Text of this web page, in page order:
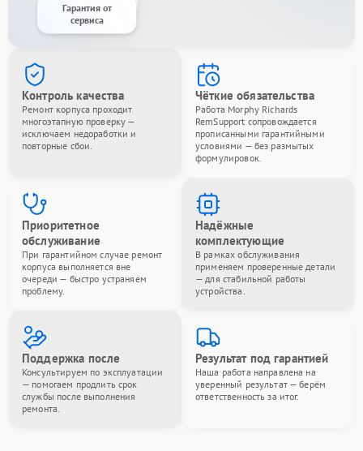
Гарантия от
сервиса
Контроль качества
Ремонт корпуса проходит
многоэтапную проверку —
исключаем недоработки и
повторные сбои.
Чёткие обязательства
Работа Morphy Richards
RemSupport сопровождается
прописанными гарантийными
условиями — без размытых
формулировок.
Приоритетное
обслуживание
При гарантийном случае ремонт
корпуса выполняется вне
очереди — быстро устраняем
проблему.
Надёжные
комплектующие
В рамках обслуживания
применяем проверенные детали
— для стабильной работы
устройства.
Поддержка после
Консультируем по эксплуатации
— помогаем продлить срок
службы после выполнения
ремонта.
Результат под гарантией
Наша работа направлена на
уверенный результат — берём
ответственность за итог.